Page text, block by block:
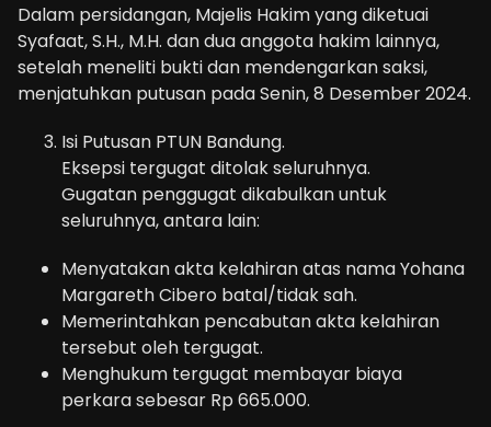
Dalam persidangan, Majelis Hakim yang diketuai
Syafaat, S.H., M.H. dan dua anggota hakim lainnya,
setelah meneliti bukti dan mendengarkan saksi,
menjatuhkan putusan pada Senin, 8 Desember 2024.
Isi Putusan PTUN Bandung.
Eksepsi tergugat ditolak seluruhnya.
Gugatan penggugat dikabulkan untuk
seluruhnya, antara lain:
Menyatakan akta kelahiran atas nama Yohana
Margareth Cibero batal/tidak sah.
Memerintahkan pencabutan akta kelahiran
tersebut oleh tergugat.
Menghukum tergugat membayar biaya
perkara sebesar Rp 665.000.